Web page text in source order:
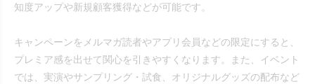
知度アップや新規顧客獲得などが可能です。
キャンペーンをメルマガ読者やアプリ会員などの限定にすると、
プレミア感を出せて関心を引きやすくなります。また、イベント
では、実演やサンプリング・試食、オリジナルグッズの配布など